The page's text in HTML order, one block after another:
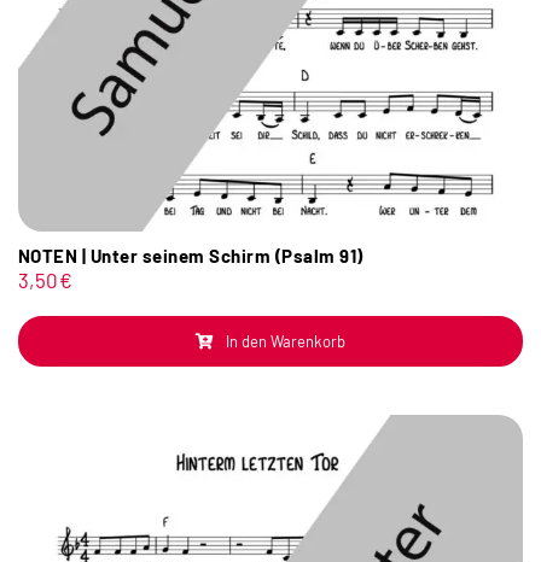
NOTEN | Unter seinem Schirm (Psalm 91)
3,50€
In den Warenkorb